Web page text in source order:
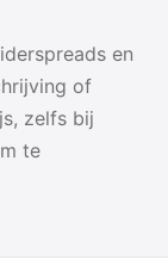
en
of
zelfs bij
te